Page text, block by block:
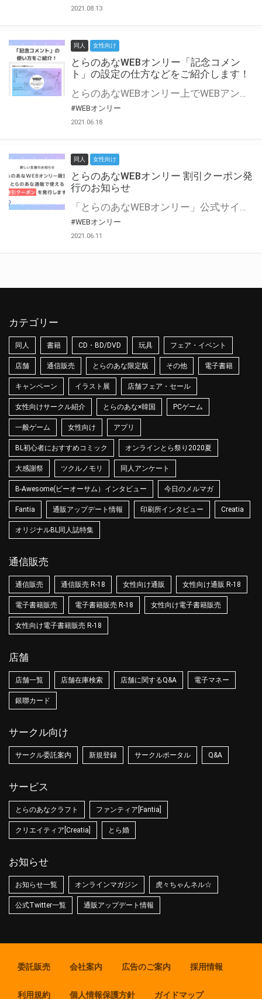
2021.08.13
同人 女性向け
とらのあなWEBオンリー「記念コメン
ト」の設定の仕方などをご紹介します！
とらのあなWEBオンリー上でWEBアンソロジーが作成できる「記念コメント」について、その使い方や作成手順を解説します！ 支援タイプを「サークル参加型」「サークル参加型・マルシェ(イベント会場)機能付き」でお申し込みいただいている主催者様はぜひご活用ください♪ とらのあなWEBオンリーサイトはこちら
#WEBオンリー
2021.06.18
同人 女性向け
とらのあなWEBオンリー 割引クーポン発
行のお知らせ
「とらのあなWEBオンリー」公式サイトでとらのあな通販の「割引クーポン」を配布中！ イベントごとに開催当日限定で使える割引クーポンのシリアルコードを発行します。 とらのあなWEBオンリーのページをチェックして、イベント当日にお得にお買い物を楽しみましょう♪ ※本キャンペーンは予告なく終了する場合がございます。 とらのあなWEBオンリーサイトはこちら
#WEBオンリー
2021.06.11
カテゴリー
同人 書籍 CD・BD/DVD 玩具 フェア・イベント
店舗 通信販売 とらのあな限定版 その他 電子書籍
キャンペーン イラスト展 店舗フェア・セール
女性向けサークル紹介 とらのあな×韓国 PCゲーム
一般ゲーム 女性向け アプリ
BL初心者におすすめコミック オンラインとら祭り2020夏
大感謝祭 ツクルノモリ 同人アンケート
B-Awesome(ビーオーサム）インタビュー 今日のメルマガ
Fantia 通販アップデート情報 印刷所インタビュー Creatia
オリジナルBL同人誌特集
通信販売
通信販売 通信販売 R-18 女性向け通販 女性向け通販 R-18
電子書籍販売 電子書籍販売 R-18 女性向け電子書籍販売
女性向け電子書籍販売 R-18
店舗
店舗一覧 店舗在庫検索 店舗に関するQ&A 電子マネー
銀聯カード
サークル向け
サークル委託案内 新規登録 サークルポータル Q&A
サービス
とらのあなクラフト ファンティア[Fantia]
クリエイティア[Creatia] とら婚
お知らせ
お知らせ一覧 オンラインマガジン 虎々ちゃんネル☆
公式Twitter一覧 通販アップデート情報
委託販売 会社案内 広告のご案内 採用情報
利用規約 個人情報保護方針 ガイドマップ